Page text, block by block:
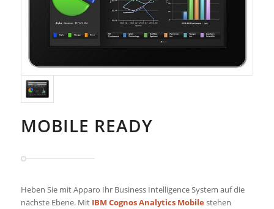
MOBILE READY
Heben Sie mit Apparo Ihr Business Intelligence System auf die
nächste Ebene. MitIBM Cognos Analytics Mobilestehen